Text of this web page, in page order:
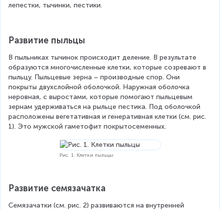
лепестки, тычинки, пестики.
Развитие пыльцы
В пыльниках тычинок происходит деление. В результате
образуются многочисленные клетки, которые созревают в
пыльцу. Пыльцевые зерна – производные спор. Они
покрыты двухслойной оболочкой. Наружная оболочка
неровная, с выростами, которые помогают пыльцевым
зернам удерживаться на рыльце пестика. Под оболочкой
расположены вегетативная и генеративная клетки (см. рис.
1). Это мужской гаметофит покрытосеменных.
Рис. 1. Клетки пыльцы
Развитие семязачатка
Семязачатки (см. рис. 2) развиваются на внутренней